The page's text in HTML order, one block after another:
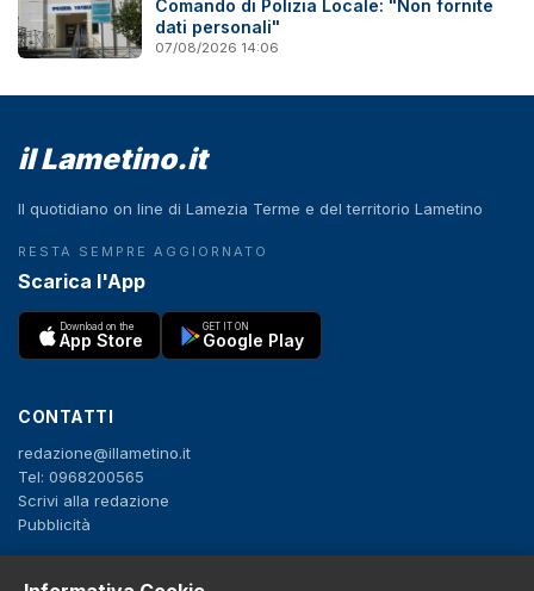
Comando di Polizia Locale: "Non fornite
dati personali"
07/08/2026 14:06
il Lametino.it
Il quotidiano on line di Lamezia Terme e del territorio Lametino
RESTA SEMPRE AGGIORNATO
Scarica l'App
Download on the
App Store
GET IT ON
Google Play
CONTATTI
redazione@illametino.it
Tel: 0968200565
Scrivi alla redazione
Pubblicità